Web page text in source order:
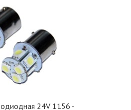
24V 1156 -